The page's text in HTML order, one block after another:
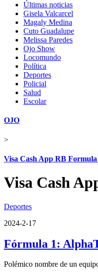
Últimas noticias
Gisela Valcarcel
Magaly Medina
Cuto Guadalupe
Melissa Paredes
Ojo Show
Locomundo
Política
Deportes
Policial
Salud
Escolar
OJO
>
Visa Cash App RB Formula
Visa Cash
Deportes
2024-2-17
Fórmula 1:
Polémico nombre de un